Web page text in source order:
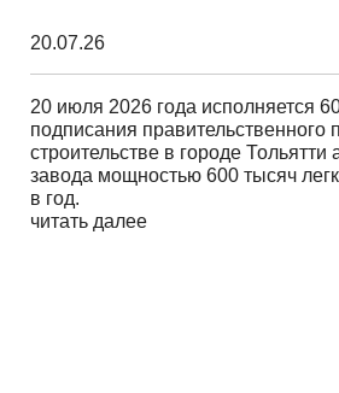
20.07.26
20 июля 2026 года исполняется
подписания правительственного
строительстве в городе Тольятти
завода мощностью 600 тысяч
в год.
читать далее